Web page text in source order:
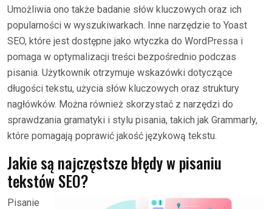
Umożliwia ono także badanie słów kluczowych oraz ich
popularności w wyszukiwarkach. Inne narzędzie to Yoast
SEO, które jest dostępne jako wtyczka do WordPressa i
pomaga w optymalizacji treści bezpośrednio podczas
pisania. Użytkownik otrzymuje wskazówki dotyczące
długości tekstu, użycia słów kluczowych oraz struktury
nagłówków. Można również skorzystać z narzędzi do
sprawdzania gramatyki i stylu pisania, takich jak Grammarly,
które pomagają poprawić jakość językową tekstu.
Jakie są najczęstsze błędy w pisaniu
tekstów SEO?
Pisanie